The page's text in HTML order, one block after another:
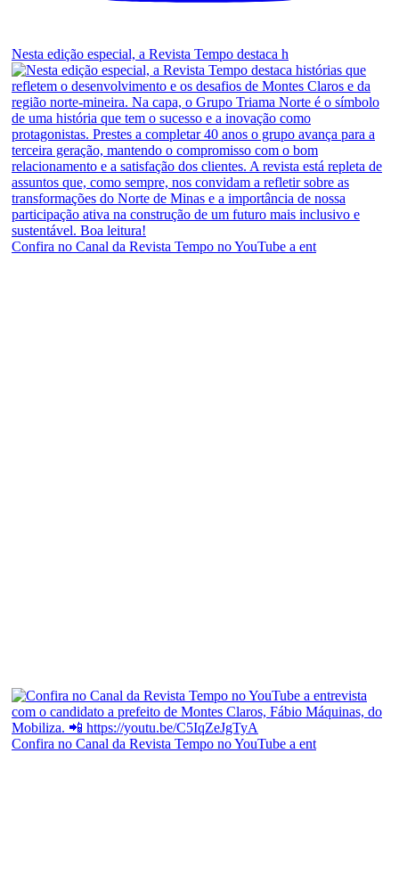
Nesta edição especial, a Revista Tempo destaca h
Confira no Canal da Revista Tempo no YouTube a ent
Confira no Canal da Revista Tempo no YouTube a ent